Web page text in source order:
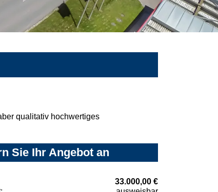
qualitativ hochwertiges
Sie Ihr Angebot an
33.000,00 €